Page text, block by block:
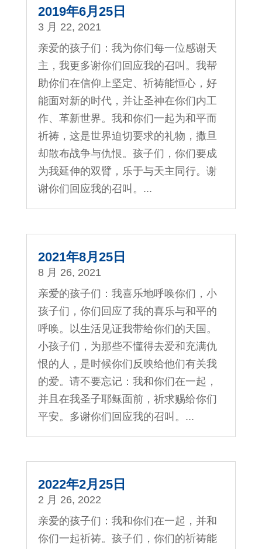
2019年6月25日
3 月 22, 2021
亲爱的孩子们：我为你们每一位感谢天
主，我更多谢你们回应我的召叫。我帮
助你们在信仰上坚定、祈祷能恒心，好
能面对新的时代，并让圣神在你们内工
作、革新世界。我和你们一起为和平而
祈祷，这是世界迫切要求的礼物，撒旦
却散布战争与仇恨。孩子们，你们要成
为我延伸的双臂，乐于与天主同行。谢
谢你们回应我的召叫。...
2021年8月25日
8 月 26, 2021
亲爱的孩子们：我喜乐地呼唤你们，小
孩子们，你们回应了我的喜乐与和平的
呼唤。以生活见证我带给你们的天国。
小孩子们，为那些不懂得去爱和充满仇
恨的人，是时候你们反映给他们有关我
的爱。请不要忘记：我和你们在一起，
并且在我圣子耶稣面前，祈求赐给你们
平安。多谢你们回应我的召叫。...
2022年2月25日
2 月 26, 2022
亲爱的孩子们：我和你们在一起，并和
你们一起祈祷。孩子们，你们的祈祷能